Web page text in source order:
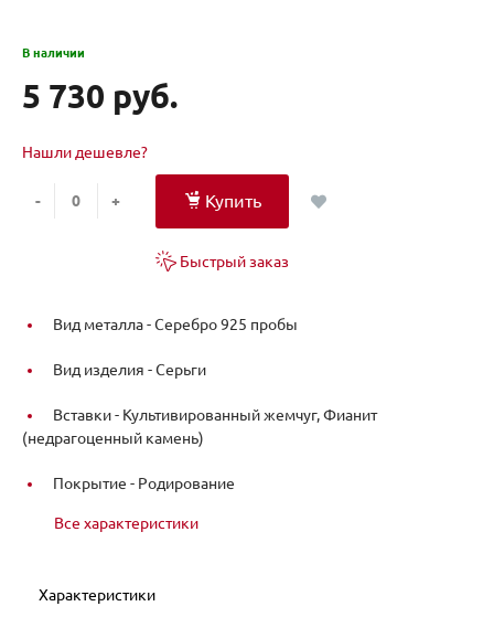
В наличии
5 730 руб.
Нашли дешевле?
- + Купить
Быстрый заказ
Вид металла -Серебро 925 пробы
Вид изделия -Серьги
Вставки - Культивированный жемчуг, Фианит
(недрагоценный камень)
Покрытие - Родирование
Все характеристики
Характеристики